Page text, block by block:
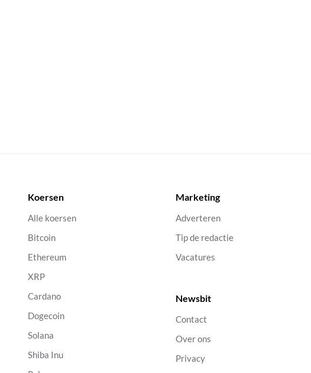
Koersen
Alle koersen
Bitcoin
Ethereum
XRP
Cardano
Dogecoin
Solana
Shiba Inu
Marketing
Adverteren
Tip de redactie
Vacatures
Newsbit
Contact
Over ons
Privacy